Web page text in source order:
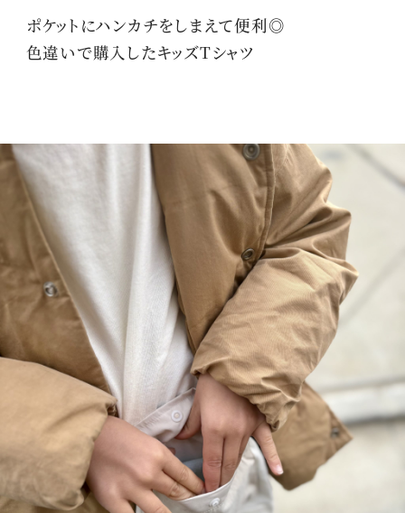
ポケットにハンカチをしまえて便利◎
色違いで購入したキッズTシャツ